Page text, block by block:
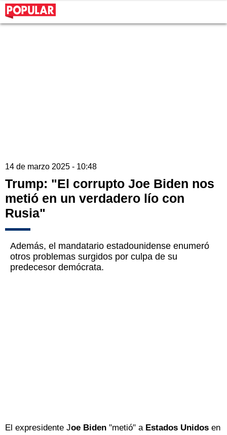
14 de marzo 2025 - 10:48
Trump: "El corrupto Joe Biden nos
metió en un verdadero lío con
Rusia"
Además, el mandatario estadounidense enumeró
otros problemas surgidos por culpa de su
predecesor demócrata.
El expresidente Joe Biden "metió" a Estados Unidos en